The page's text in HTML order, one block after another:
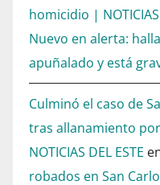
homicidio | NOTICIAS
Nuevo en alerta:
apuñalado y está
Culminó el caso de
tras allanamiento
NOTICIAS DEL ESTE
robados en San